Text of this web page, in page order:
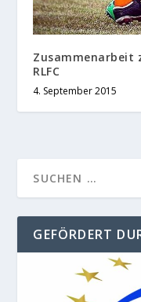
Zusammenarbeit
RLFC
4. September 2015
GEFÖRDERT